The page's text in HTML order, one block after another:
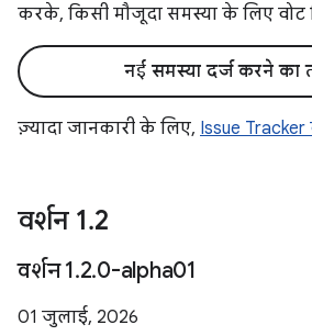
करके, किसी मौजूदा समस्या के लिए वोट
नई समस्या दर्ज करने का
ज़्यादा जानकारी के लिए, Issue
वर्शन 1.2
वर्शन 1.2.0-alpha01
01 जुलाई, 2026